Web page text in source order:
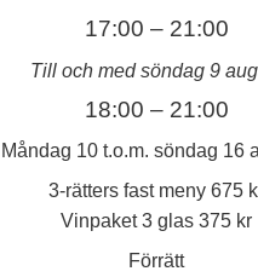
17:00 – 21:00
Till och med söndag 9
18:00 – 21:00
Måndag 10 t.o.m. söndag 16
3-rätters fast meny 675
Vinpaket 3 glas 375 kr
Förrätt